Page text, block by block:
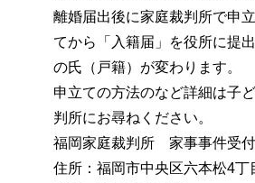
離婚届出後に家庭裁判所で申
てから「入籍届」を役所に提
の氏（戸籍）が変わります。
申立ての方法のなど詳細は子
判所にお尋ねください。
福岡家庭裁判所 家事事件受
住所：福岡市中央区六本松4丁